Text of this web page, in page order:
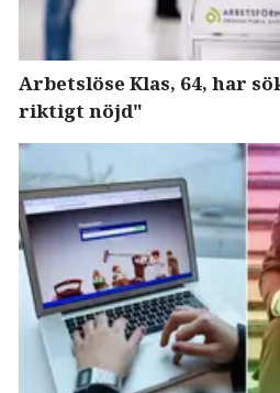
Arbetslöse Klas, 64, har
riktigt nöjd"